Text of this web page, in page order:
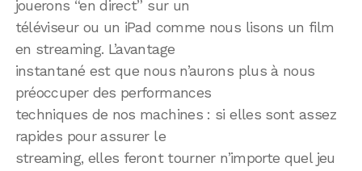
jouerons “en direct” sur un
téléviseur ou un iPad comme nous lisons un film
en streaming. L’avantage
instantané est que nous n’aurons plus à nous
préoccuper des performances
techniques de nos machines : si elles sont assez
rapides pour assurer le
streaming, elles feront tourner n’importe quel jeu